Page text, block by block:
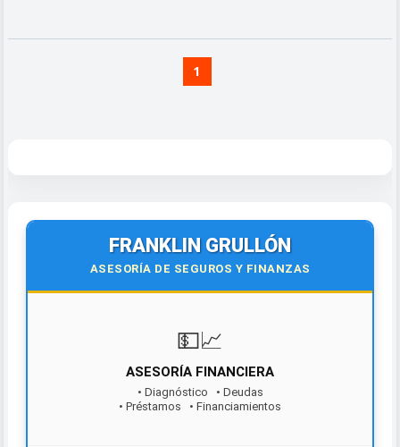
1
FRANKLIN GRULLÓN
ASESORÍA DE SEGUROS Y FINANZAS
💵📈
ASESORÍA FINANCIERA
• Diagnóstico • Deudas
• Préstamos • Financiamientos
¡Contáctanos hoy!